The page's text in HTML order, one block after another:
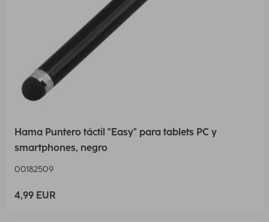
Hama Puntero táctil "Easy" para tablets PC y
smartphones, negro
00182509
4,99 EUR